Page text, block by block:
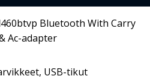
, USB-tikut